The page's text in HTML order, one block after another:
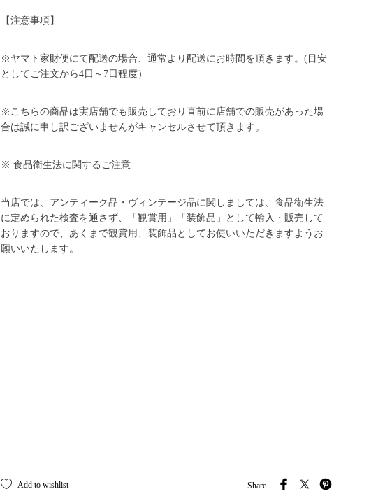
【注意事項】
※ヤマト家財便にて配送の場合、通常より配送にお時間を頂きます。(目安
としてご注文から4日～7日程度）
※こちらの商品は実店舗でも販売しており直前に店舗での販売があった場
合は誠に申し訳ございませんがキャンセルさせて頂きます。
※ 食品衛生法に関するご注意
当店では、アンティーク品・ヴィンテージ品に関しましては、食品衛生法
に定められた検査を通さず、「観賞用」「装飾品」として輸入・販売して
おりますので、あくまで観賞用、装飾品としてお使いいただきますようお
願いいたします。
Share
Add to wishlist